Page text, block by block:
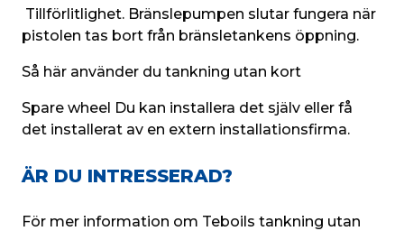
pistolen tas bort från bränsletankens öppning.
Så här använder du tankning utan kort
Spare wheel Du kan installera det själv eller få
det installerat av en extern installationsfirma.
ÄR DU INTRESSERAD?
För mer information om Teboils tankning utan